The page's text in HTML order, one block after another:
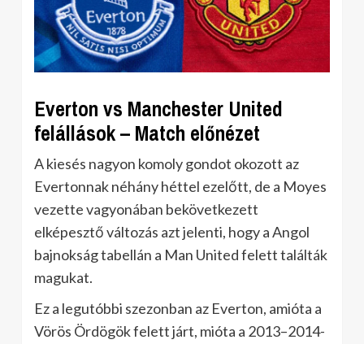
Everton vs Manchester United
felállások – Match előnézet
A kiesés nagyon komoly gondot okozott az
Evertonnak néhány héttel ezelőtt, de a Moyes
vezette vagyonában bekövetkezett
elképesztő változás azt jelenti, hogy a Angol
bajnokság tabellán a Man United felett találták
magukat.
Ez a legutóbbi szezonban az Everton, amióta a
Vörös Ördögök felett járt, mióta a 2013–2014-